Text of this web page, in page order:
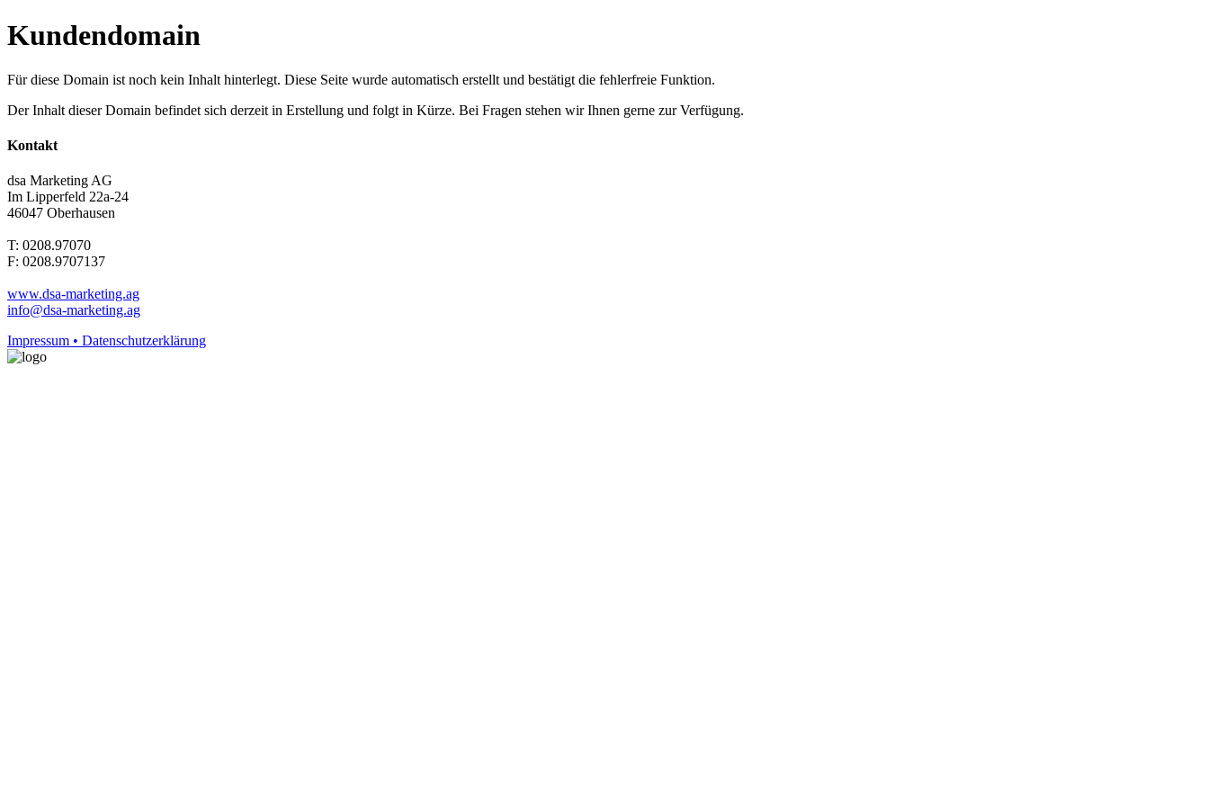
Kundendomain
Für diese Domain ist noch kein Inhalt hinterlegt. Diese Seite wurde automatisch erstellt und bestätigt die fehlerfreie Funktion.
Der Inhalt dieser Domain befindet sich derzeit in Erstellung und folgt in Kürze. Bei Fragen stehen wir Ihnen gerne zur Verfügung.
Kontakt
dsa Marketing AG
Im Lipperfeld 22a-24
46047 Oberhausen
T: 0208.97070
F: 0208.9707137
www.dsa-marketing.ag
info@dsa-marketing.ag
Impressum • Datenschutzerklärung